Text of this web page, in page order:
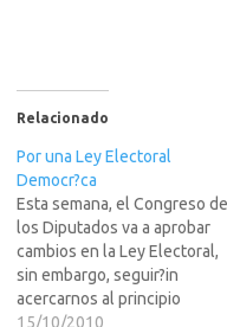
Relacionado
Por una Ley Electoral
Democr?ca
Esta semana, el Congreso de
los Diputados va a aprobar
cambios en la Ley Electoral,
sin embargo, seguir?in
acercarnos al principio
democr?co de "una persona,
15/10/2010